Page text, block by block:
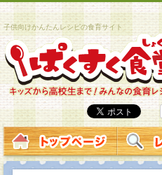
子供向けかんたんレシピの食育サイト